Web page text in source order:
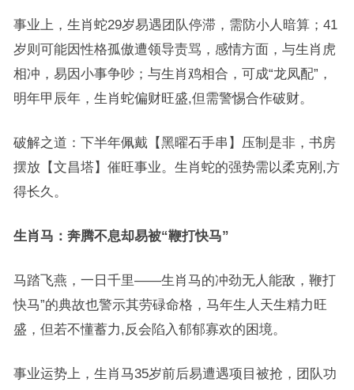
事业上，生肖蛇29岁易遇团队停滞，需防小人暗算；41
岁则可能因性格孤傲遭领导责骂，感情方面，与生肖虎
相冲，易因小事争吵；与生肖鸡相合，可成“龙凤配”，
明年甲辰年，生肖蛇偏财旺盛,但需警惕合作破财。
破解之道：下半年佩戴【黑曜石手串】压制是非，书房
摆放【文昌塔】催旺事业。生肖蛇的强势需以柔克刚,方
得长久。
生肖马：奔腾不息却易被“鞭打快马”
马踏飞燕，一日千里——生肖马的冲劲无人能敌，鞭打
快马”的典故也警示其劳碌命格，马年生人天生精力旺
盛，但若不懂蓄力,反会陷入郁郁寡欢的困境。
事业运势上，生肖马35岁前后易遭遇项目被抢，团队功